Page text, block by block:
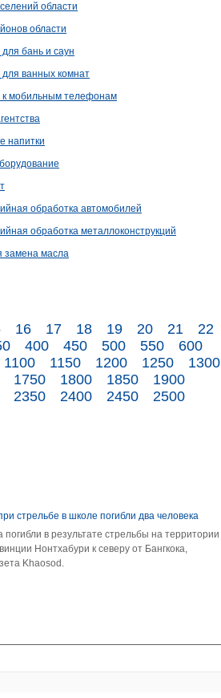
области
области
бань и саун
для ванных комнат
к мобильным телефонам
напитки
обработка автомобилей
обработка металлоконструкций
замена масла
16 17 18 19 20 21
22
400 450 500 550
600
1100 1150 1200 1250
1300
1750 1800 1850
1900
2350 2400 2450
2500
стрельбе в школе погибли два человека
погибли в результате стрельбы на территории
Нонтхабури к северу от Бангкока,
Khaosod.